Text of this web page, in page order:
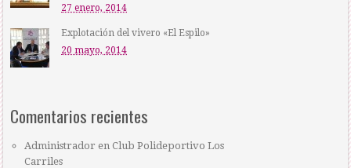
27 enero, 2014
Explotación del vivero «El Espilo»
20 mayo, 2014
Comentarios recientes
Administrador en Club Polideportivo Los
Carriles